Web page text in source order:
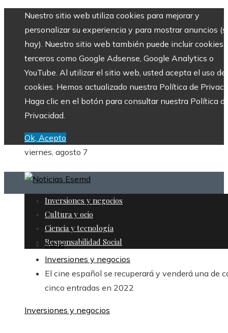
Nuestro sitio web utiliza cookies para mejorar y
personalizar su experiencia y para mostrar anuncios
hay). Nuestro sitio web también puede incluir cookies
terceros como Google Adsense, Google Analytics o
YouTube. Al utilizar el sitio web, usted acepta el uso de
cookies. Hemos actualizado nuestra Política de
Haga clic en el botón para consultar nuestra Política
Privacidad.
Ok, Acepto
viernes, agosto 7
Inversiones y negocios
Cultura y ocio
Ciencia y tecnología
Responsabilidad Social
Inicio
Inversiones y negocios
El cine español se recuperará y venderá una de
cinco entradas en 2022
Inversiones y negocios